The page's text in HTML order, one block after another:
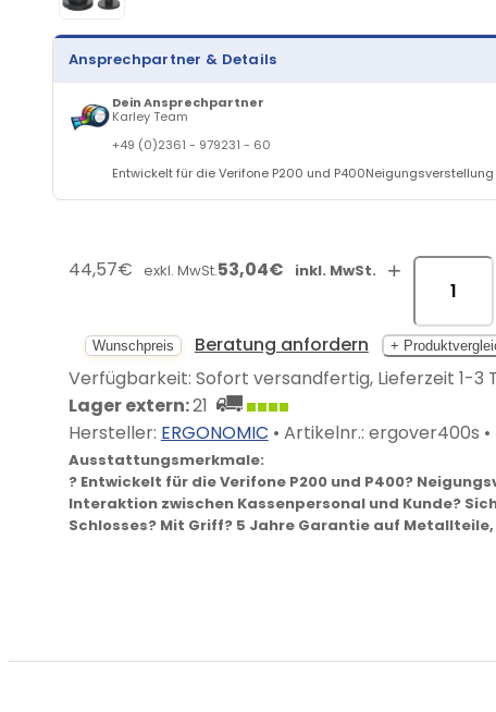
Ansprechpartner & Details
Dein Ansprechpartner
Karley Team
+49 (0)2361 - 979231 - 60
Entwickelt für die Verifone P200 und
44,57€ exkl. MwSt.53,04€ inkl. MwSt. +
Wunschpreis Beratung anfordern +
Verfügbarkeit: Sofort versandfertig, Lieferzeit 1-3
Lager extern:21
Hersteller: ERGONOMIC • Artikelnr.: ergover400s
Ausstattungsmerkmale:
? Entwickelt für die Verifone P200 und P400?
Interaktion zwischen Kassenpersonal und Kunde?
Schlosses? Mit Griff? 5 Jahre Garantie auf